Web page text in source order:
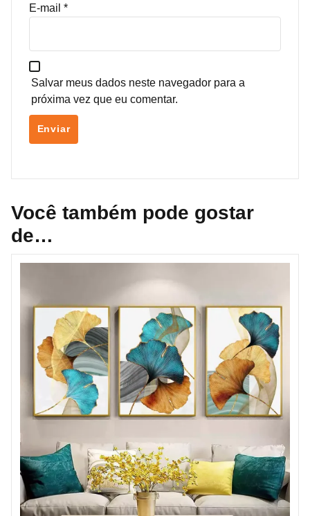
E-mail *
Salvar meus dados neste navegador para a
próxima vez que eu comentar.
Você também pode gostar
de…